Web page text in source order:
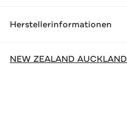
Herstellerinformationen
NEW ZEALAND AUCKLAND